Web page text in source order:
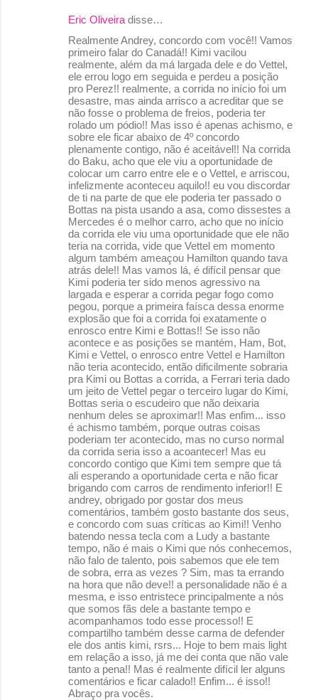
Eric Oliveira disse…
Realmente Andrey, concordo com você!! Vamos
primeiro falar do Canadá!! Kimi vacilou
realmente, além da má largada dele e do Vettel,
ele errou logo em seguida e perdeu a posição
pro Perez!! realmente, a corrida no início foi um
desastre, mas ainda arrisco a acreditar que se
não fosse o problema de freios, poderia ter
rolado um pódio!! Mas isso é apenas achismo, e
sobre ele ficar abaixo de 4º concordo
plenamente contigo, não é aceitável!! Na corrida
do Baku, acho que ele viu a oportunidade de
colocar um carro entre ele e o Vettel, e arriscou,
infelizmente aconteceu aquilo!! eu vou discordar
de ti na parte de que ele poderia ter passado o
Bottas na pista usando a asa, como dissestes a
Mercedes é o melhor carro, acho que no início
da corrida ele viu uma oportunidade que ele não
teria na corrida, vide que Vettel em momento
algum também ameaçou Hamilton quando tava
atrás dele!! Mas vamos lá, é difícil pensar que
Kimi poderia ter sido menos agressivo na
largada e esperar a corrida pegar fogo como
pegou, porque a primeira faísca dessa enorme
explosão que foi a corrida foi exatamente o
enrosco entre Kimi e Bottas!! Se isso não
acontece e as posições se mantém, Ham, Bot,
Kimi e Vettel, o enrosco entre Vettel e Hamilton
não teria acontecido, então dificilmente sobraria
pra Kimi ou Bottas a corrida, a Ferrari teria dado
um jeito de Vettel pegar o terceiro lugar do Kimi,
Bottas seria o escudeiro que não deixaria
nenhum deles se aproximar!! Mas enfim... isso
é achismo também, porque outras coisas
poderiam ter acontecido, mas no curso normal
da corrida seria isso a acoantecer! Mas eu
concordo contigo que Kimi tem sempre que tá
ali esperando a oportunidade certa e não ficar
brigando com carros de rendimento inferior!! E
andrey, obrigado por gostar dos meus
comentários, também gosto bastante dos seus,
e concordo com suas críticas ao Kimi!! Venho
batendo nessa tecla com a Ludy a bastante
tempo, não é mais o Kimi que nós conhecemos,
não falo de talento, pois sabemos que ele tem
de sobra, erra as vezes ? Sim, mas ta errando
na hora que não deve!! a personalidade não é a
mesma, e isso entristece principalmente a nós
que somos fãs dele a bastante tempo e
acompanhamos todo esse processo!! E
compartilho também desse carma de defender
ele dos antis kimi, rsrs... Hoje to bem mais light
em relação a isso, já me dei conta que não vale
tanto a pena!! Mas é realmente difícil ler alguns
comentários e ficar calado!! Enfim... é isso!!
Abraço pra vocês.